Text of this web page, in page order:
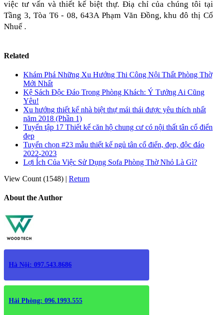
việc tư vấn và thiết kế biệt thự. Điạ chỉ của chúng tôi tại
Tầng 3, Tòa T6 - 08, 643A Phạm Văn Đồng, khu đô thị Cổ
Nhuế .
Related
Khám Phá Những Xu Hướng Thi Công Nội Thất Phòng Thờ
Mới Nhất
Kệ Sách Độc Đáo Trong Phòng Khách: Ý Tưởng Ai Cũng
Yêu!
Xu hướng thiết kế nhà biệt thự mái thái được yêu thích nhất
năm 2018 (Phần 1)
Tuyển tập 17 Thiết kế căn hộ chung cư có nội thất tân cổ điển
đẹp
Tuyển chọn #23 mẫu thiết kế ngủ tân cổ điển, đẹp, độc đáo
2022-2023
Lợi Ích Của Việc Sử Dụng Sofa Phòng Thờ Nhỏ Là Gì?
View Count (1548) | Return
About the Author
Hà Nội: 097.543.8686
Hải Phòng: 096.1993.555